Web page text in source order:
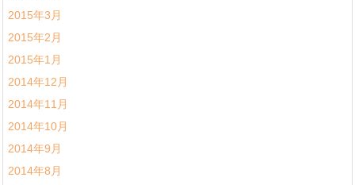
2015年3月
2015年2月
2015年1月
2014年12月
2014年11月
2014年10月
2014年9月
2014年8月